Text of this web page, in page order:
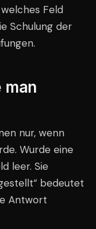
Feld
Schulung der
man
nur, wenn
Wurde eine
leer. Sie
bedeutet
Antwort